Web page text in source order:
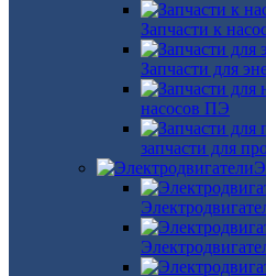
Запчасти к
Запчасти для
насосов ПЭ
запчасти для